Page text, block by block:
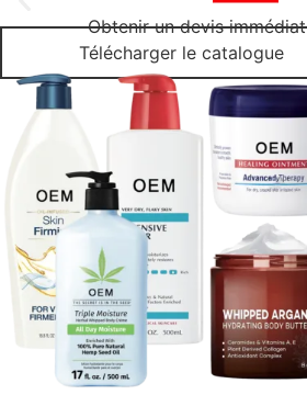
Obtenir un devis immédiat
Télécharger le catalogue